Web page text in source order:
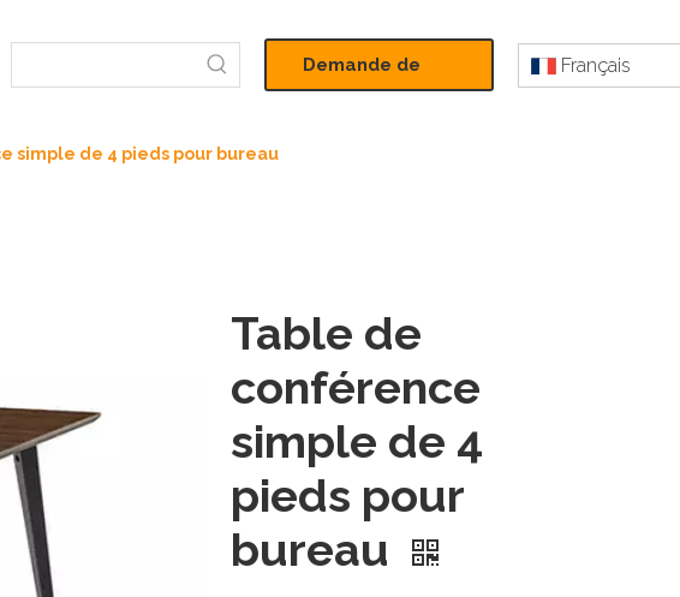
Demande de Français
simple de 4 pieds pour bureau
Table de
conférence
simple de 4
pieds pour
bureau